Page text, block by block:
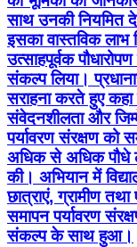
साथ उनकी नियमित
इसका वास्तविक लाभ
उत्साहपूर्वक
संकल्प लिया।
सराहना करते हुए
संवेदनशीलता और
पर्यावरण संरक्षण
अधिक से अधिक पौधे
की। अभियान में
छात्राएं, ग्रामीण
समापन पर्यावरण
संकल्प के साथ हुआ।